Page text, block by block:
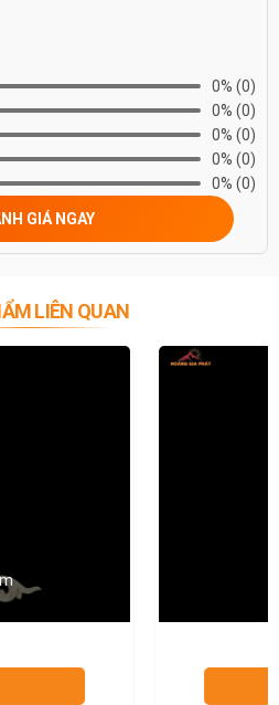
0% (0)
0% (0)
0% (0)
0% (0)
0% (0)
GIÁ NGAY
LIÊN QUAN
0972 101 656